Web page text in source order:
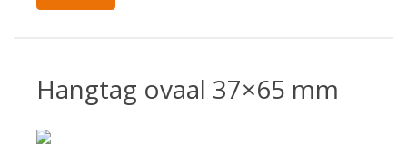
Hangtag ovaal 37×65 mm